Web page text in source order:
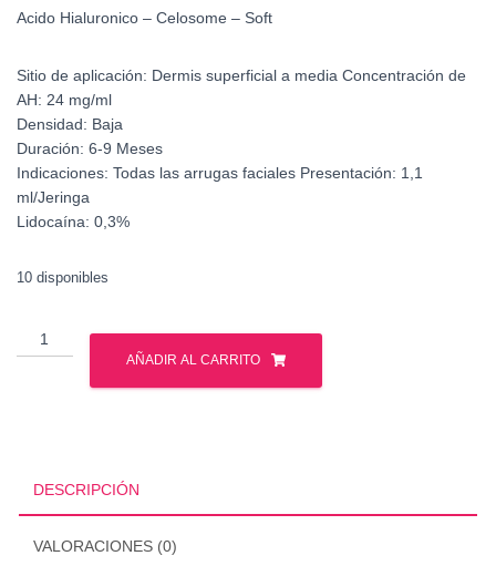
Acido Hialuronico – Celosome – Soft
Sitio de aplicación: Dermis superficial a media Concentración de
AH: 24 mg/ml
Densidad: Baja
Duración: 6-9 Meses
Indicaciones: Todas las arrugas faciales Presentación: 1,1
ml/Jeringa
Lidocaína: 0,3%
10 disponibles
Acido
Hialuronico
AÑADIR AL CARRITO
DESCRIPCIÓN
VALORACIONES (0)